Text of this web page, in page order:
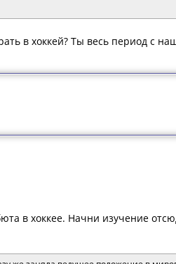
в хоккей? Ты весь период с
в хоккее. Начни изучение